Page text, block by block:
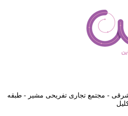
- مجتمع تجاری تفریحی مشیر - طبقه